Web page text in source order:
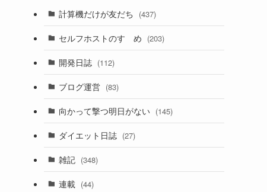
計算機だけが友だち (437)
セルフホストのすゝめ (203)
開発日誌 (112)
ブログ運営 (83)
向かって撃つ明日がない (145)
ダイエット日誌 (27)
雑記 (348)
連載 (44)